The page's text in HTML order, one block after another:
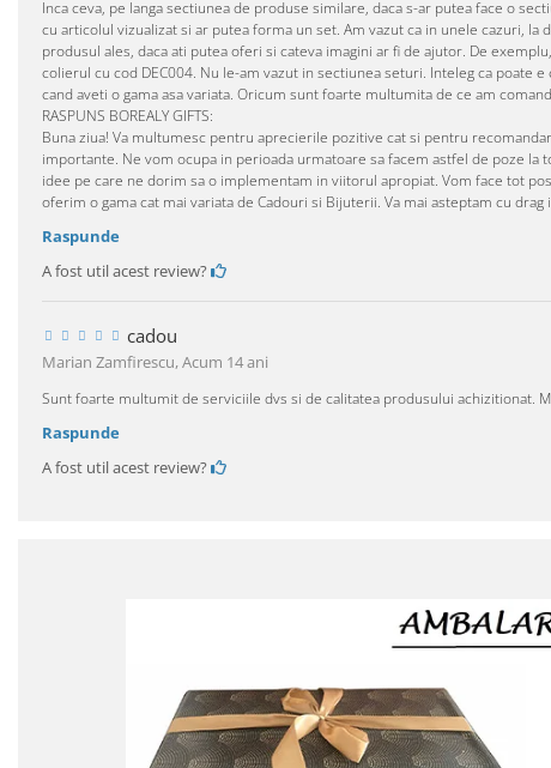
Inca ceva, pe langa sectiunea de produse similare, daca s-ar putea face o
cu articolul vizualizat si ar putea forma un set. Am vazut ca in unele cazuri,
produsul ales, daca ati putea oferi si cateva imagini ar fi de ajutor. De
colierul cu cod DEC004. Nu le-am vazut in sectiunea seturi. Inteleg ca
cand aveti o gama asa variata. Oricum sunt foarte multumita de ce am
RASPUNS BOREALY GIFTS:
Buna ziua! Va multumesc pentru aprecierile pozitive cat si pentru
importante. Ne vom ocupa in perioada urmatoare sa facem astfel de poze
idee pe care ne dorim sa o implementam in viitorul apropiat. Vom face tot
oferim o gama cat mai variata de Cadouri si Bijuterii. Va mai asteptam cu
Raspunde
A fost util acest review?
cadou
Marian Zamfirescu,Acum 14 ani
Sunt foarte multumit de serviciile dvs si de calitatea produsului achizitionat.
Raspunde
A fost util acest review?